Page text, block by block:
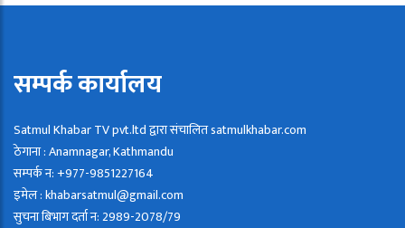
सम्पर्क कार्यालय
Satmul Khabar TV pvt.ltd द्वारा संचालित satmulkhabar.com
ठेगाना : Anamnagar, Kathmandu
सम्पर्क न: +977-9851227164
इमेल : khabarsatmul@gmail.com
सुचना बिभाग दर्ता न: 2989-2078/79